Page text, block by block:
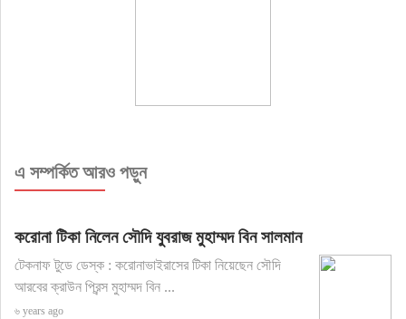
এ সম্পর্কিত আরও পড়ুন
করোনা টিকা নিলেন সৌদি যুবরাজ মুহাম্মদ বিন সালমান
টেকনাফ টুডে ডেস্ক : করোনাভাইরাসের টিকা নিয়েছেন সৌদি
আরবের ক্রাউন প্রিন্স মুহাম্মদ বিন ...
৬ years ago